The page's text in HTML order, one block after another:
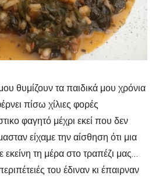
θυμίζουν τα παιδικά μου χρόνια
πίσω χίλιες φορές
φαγητό μέχρι εκεί που δεν
είχαμε την αίσθηση ότι μια
εκείνη τη μέρα στο τραπέζι μας…
του έδιναν κι έπαιρναν